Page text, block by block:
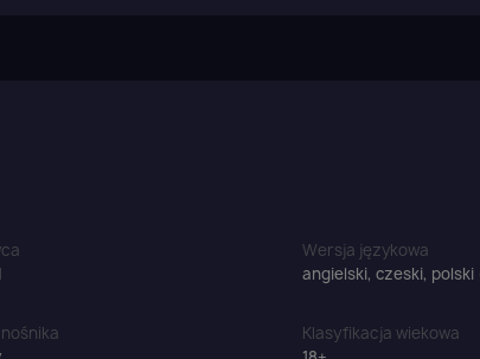
Wersja językowa
angielski, czeski, polski
Klasyfikacja wiekowa